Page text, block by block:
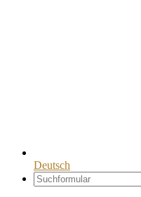
Deutsch